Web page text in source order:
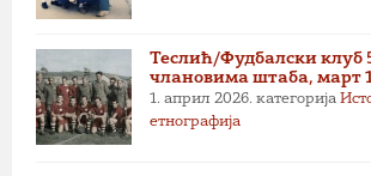
Теслић/Фудбалски клуб
члановима штаба, март
1. април 2026. категорија
етнографија